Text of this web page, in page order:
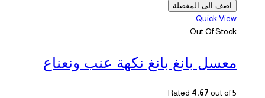
اضف الى المفضلة
Quick View
Out Of Stock
معسل بانغ بانغ نكهة عنب ونعناع
Rated 4.67 out of 5